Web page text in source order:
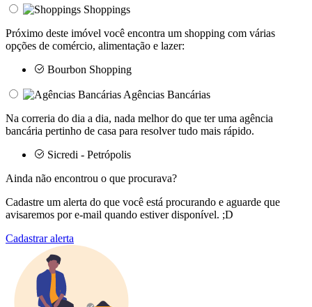
Shoppings
Próximo deste imóvel você encontra um shopping com várias
opções de comércio, alimentação e lazer:
Bourbon Shopping
Agências Bancárias
Na correria do dia a dia, nada melhor do que ter uma agência
bancária pertinho de casa para resolver tudo mais rápido.
Sicredi - Petrópolis
Ainda não encontrou o que procurava?
Cadastre um alerta do que você está procurando e aguarde que
avisaremos por e-mail quando estiver disponível. ;D
Cadastrar alerta